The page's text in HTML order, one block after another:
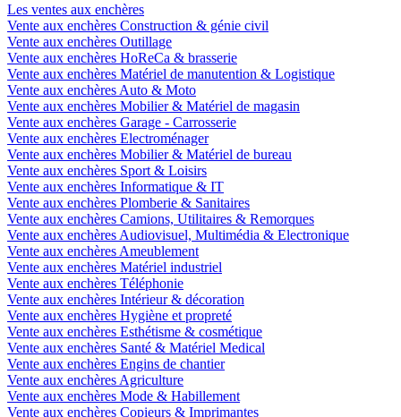
Les ventes aux enchères
Vente aux enchères Construction & génie civil
Vente aux enchères Outillage
Vente aux enchères HoReCa & brasserie
Vente aux enchères Matériel de manutention & Logistique
Vente aux enchères Auto & Moto
Vente aux enchères Mobilier & Matériel de magasin
Vente aux enchères Garage - Carrosserie
Vente aux enchères Electroménager
Vente aux enchères Mobilier & Matériel de bureau
Vente aux enchères Sport & Loisirs
Vente aux enchères Informatique & IT
Vente aux enchères Plomberie & Sanitaires
Vente aux enchères Camions, Utilitaires & Remorques
Vente aux enchères Audiovisuel, Multimédia & Electronique
Vente aux enchères Ameublement
Vente aux enchères Matériel industriel
Vente aux enchères Téléphonie
Vente aux enchères Intérieur & décoration
Vente aux enchères Hygiène et propreté
Vente aux enchères Esthétisme & cosmétique
Vente aux enchères Santé & Matériel Medical
Vente aux enchères Engins de chantier
Vente aux enchères Agriculture
Vente aux enchères Mode & Habillement
Vente aux enchères Copieurs & Imprimantes